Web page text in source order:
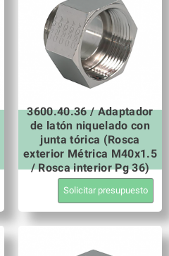
3600.40.36 / Adaptador
de latón niquelado con
junta tórica (Rosca
exterior Métrica M40x1.5
/ Rosca interior Pg 36)
Solicitar presupuesto